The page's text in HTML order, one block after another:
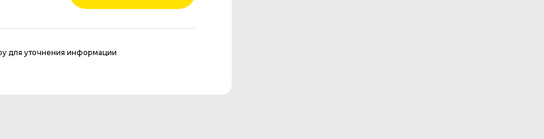
для уточнения информации